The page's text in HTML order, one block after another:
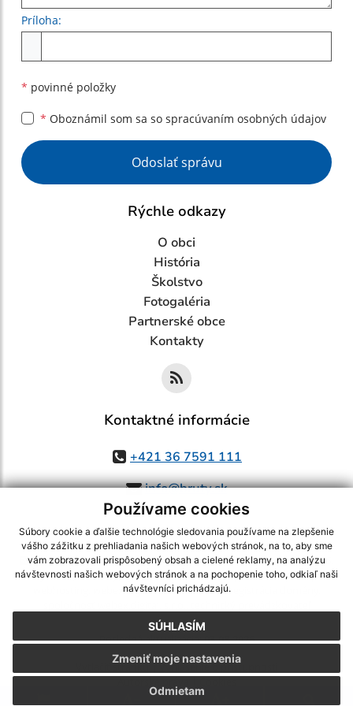
Používame cookies
Súbory cookie a ďalšie technológie sledovania používame na zlepšenie
vášho zážitku z prehliadania našich webových stránok, na to, aby sme
vám zobrazovali prispôsobený obsah a cielené reklamy, na analýzu
návštevnosti našich webových stránok a na pochopenie toho, odkiaľ naši
návštevníci prichádzajú.
SÚHLASÍM
Odmietam
Zmeniť moje nastavenia
Príloha:
* povinné položky
* Oboznámil som sa so spracúvaním osobných údajov
Google reCaptcha Response
Odoslať správu
Rýchle odkazy
O obci
História
Školstvo
Fotogaléria
Partnerské obce
Kontakty
Kontaktné informácie
+421 36 7591 111
info@bruty.sk
využite možnosť získavania aktuálnych informácií s využitím RSS
CMS systém (redakčný) systém ECHELON 2,Mapa stránok,web portál
webex.digital, s.r.o.,domény,registrácia domény
Posledná aktualizácia:03.08.2026
Vytlačiť stránku|Vyhlásenie o prístupnosti